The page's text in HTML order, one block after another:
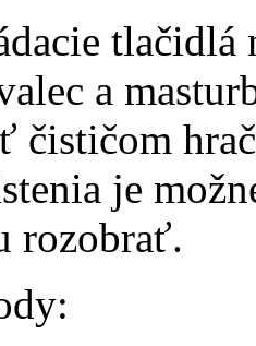
a
čističom
je
rozobrať.